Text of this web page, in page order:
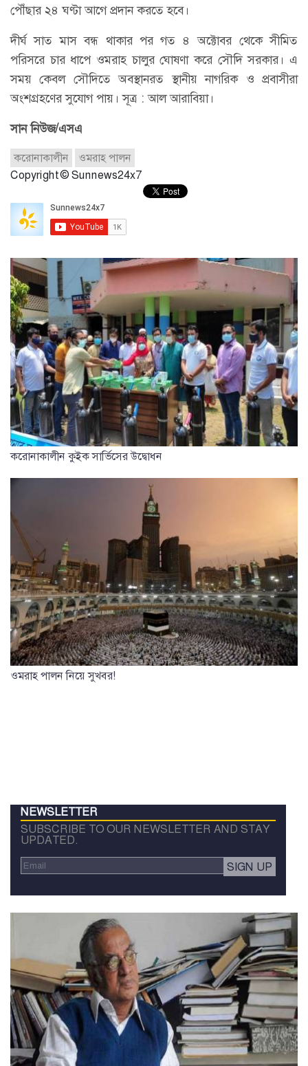
পৌঁছার ২৪ ঘণ্টা আগে প্রদান করতে হবে।
দীর্ঘ সাত মাস বন্ধ থাকার পর গত ৪ অক্টোবর থেকে সীমিত
পরিসরে চার ধাপে ওমরাহ চালুর ঘোষণা করে সৌদি সরকার। এ
সময় কেবল সৌদিতে অবস্থানরত স্থানীয় নাগরিক ও প্রবাসীরা
অংশগ্রহণের সুযোগ পায়। সূত্র : আল আরাবিয়া।
সান নিউজ/এসএ
করোনাকালীন
ওমরাহ পালন
Copyright © Sunnews24x7
করোনাকালীন কুইক সার্ভিসের উদ্বোধন
ওমরাহ পালন নিয়ে সুখবর!
NEWSLETTER
SUBSCRIBE TO OUR NEWSLETTER AND STAY
UPDATED.